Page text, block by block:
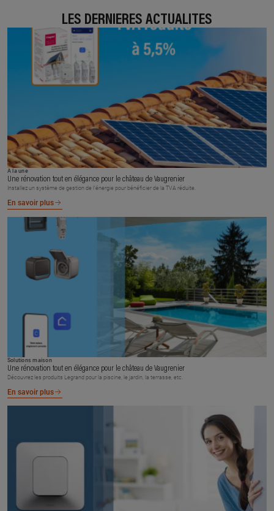
LES DERNIÈRES ACTUALITÉS
À la une
Une rénovation tout en élégance pour le château de Vaugrenier
Installez un système de gestion de l’énergie pour bénéficier de la TVA réduite.
En savoir plus
Solutions maison
Une rénovation tout en élégance pour le château de Vaugrenier
Découvrez les produits Legrand pour la piscine, le jardin, la terrasse, etc.
En savoir plus